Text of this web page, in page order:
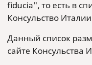
fiducia", то есть в
Консульство
Данный список
сайте Консульства